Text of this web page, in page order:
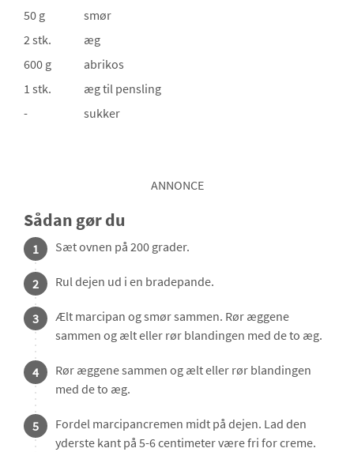
50 g
smør
2 stk.
æg
600 g
abrikos
1 stk.
ægtil pensling
-
sukker
ANNONCE
Sådan gør du
1 Sæt ovnen på 200 grader.
2 Rul dejen ud i en bradepande.
3
Ælt marcipan og smør sammen. Rør æggene
sammen og ælt eller rør blandingen med de to æg.
4
Rør æggene sammen og ælt eller rør blandingen
med de to æg.
5
Fordel marcipancremen midt på dejen. Lad den
yderste kant på 5-6 centimeter være fri for creme.